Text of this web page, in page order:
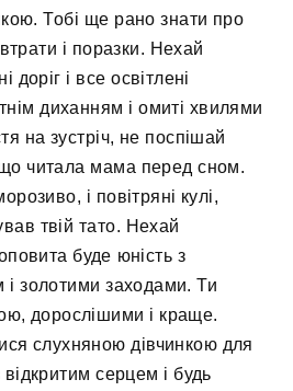
Тобі ще рано знати про
і поразки. Нехай
доріг і все освітлені
диханням і омиті хвилями
на зустріч, не поспішай
читала мама перед сном.
і повітряні кулі,
твій тато. Нехай
буде юність з
золотими заходами. Ти
дорослішими і краще.
слухняною дівчинкою для
відкритим серцем і будь